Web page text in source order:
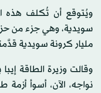
مليار كرونة سويدية
وقالت وزيرة الطاقة
نواجه، الآن، أسوأ